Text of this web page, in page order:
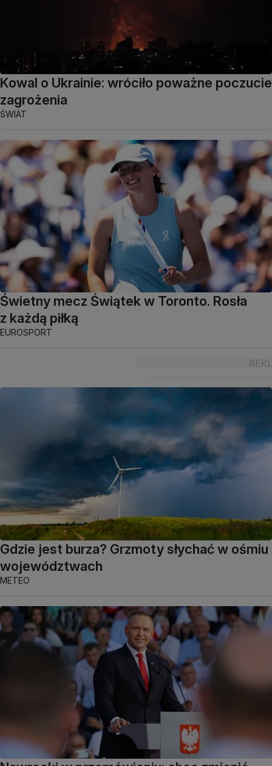
Kowal o Ukrainie: wróciło poważne poczucie
zagrożenia
ŚWIAT
Świetny mecz Świątek w Toronto. Rosła
z każdą piłką
EUROSPORT
Gdzie jest burza? Grzmoty słychać w ośmiu
województwach
METEO